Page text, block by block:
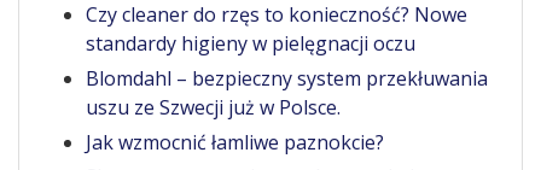
Czy cleaner do rzęs to konieczność? Nowe
standardy higieny w pielęgnacji oczu
Blomdahl – bezpieczny system przekłuwania
uszu ze Szwecji już w Polsce.
Jak wzmocnić łamliwe paznokcie?